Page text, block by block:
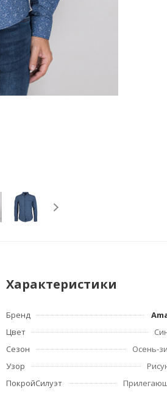
Характеристики
Бренд
Цвет
Сезон
Осень-
Узор
ПокройСилуэт